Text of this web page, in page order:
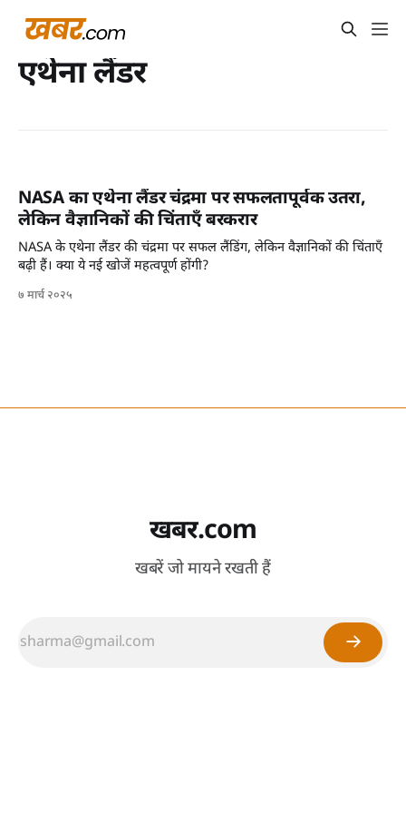
एथेना लैंडर
NASA का एथेना लैंडर चंद्रमा पर सफलतापूर्वक उतरा,
लेकिन वैज्ञानिकों की चिंताएँ बरकरार
NASA के एथेना लैंडर की चंद्रमा पर सफल लैंडिंग, लेकिन वैज्ञानिकों की चिंताएँ
बढ़ी हैं। क्या ये नई खोजें महत्वपूर्ण होंगी?
७ मार्च २०२५
खबर.com
खबरें जो मायने रखती हैं